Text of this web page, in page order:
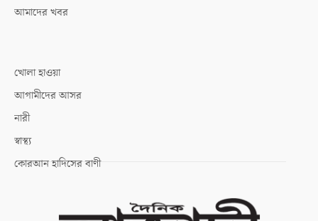
আমাদের খবর
খোলা হাওয়া
আগামীদের আসর
নারী
স্বাস্থ্য
কোরআন হাদিসের বাণী